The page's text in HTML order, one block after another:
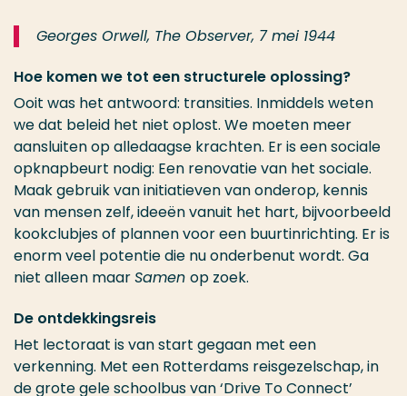
Georges Orwell, The Observer, 7 mei 1944
Hoe komen we tot een structurele oplossing?
Ooit was het antwoord: transities. Inmiddels weten
we dat beleid het niet oplost. We moeten meer
aansluiten op alledaagse krachten. Er is een sociale
opknapbeurt nodig: Een renovatie van het sociale.
Maak gebruik van initiatieven van onderop, kennis
van mensen zelf, ideeën vanuit het hart, bijvoorbeeld
kookclubjes of plannen voor een buurtinrichting. Er is
enorm veel potentie die nu onderbenut wordt. Ga
niet alleen maarSamen op zoek.
De ontdekkingsreis
Het lectoraat is van start gegaan met een
verkenning. Met een Rotterdams reisgezelschap, in
de grote gele schoolbus van ‘Drive To Connect’